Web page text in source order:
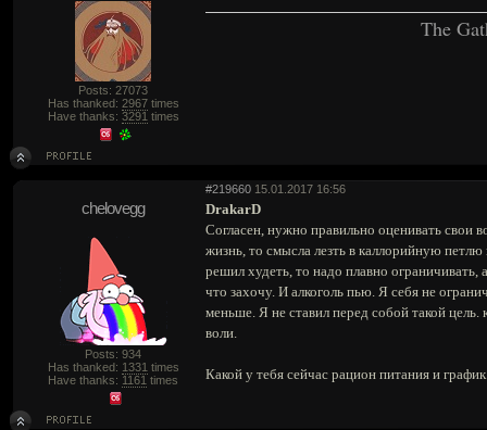
Posts: 27073
Has thanked: 2967times
Have thanks: 3291 times
The
#219660 15.01.2017 16:56
chelovegg
Posts: 934
Has thanked: 1331 times
Have thanks: 1161 times
DrakarD
Согласен, нужно правильно оценивать свои
жизнь, то смысла лезть в каллорийную петлю
решил худеть, то надо плавно ограничивать,
что захочу. И алкоголь пью. Я себя не
меньше. Я не ставил перед собой такой
воли.
Какой у тебя сейчас рацион питания и